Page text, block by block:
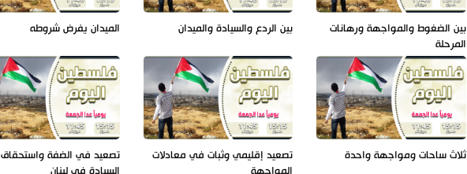
بين الضغوط والمواجهة ورهانات
المرحلة
بين الردع والسيادة والميدان الميدان يفرض شروطه
ثلاث ساحات ومواجهة واحدة
تصعيد إقليمي وثبات في معادلات
المواجهة
تصعيد في الضفة واستحقاق
السيادة في لبنان